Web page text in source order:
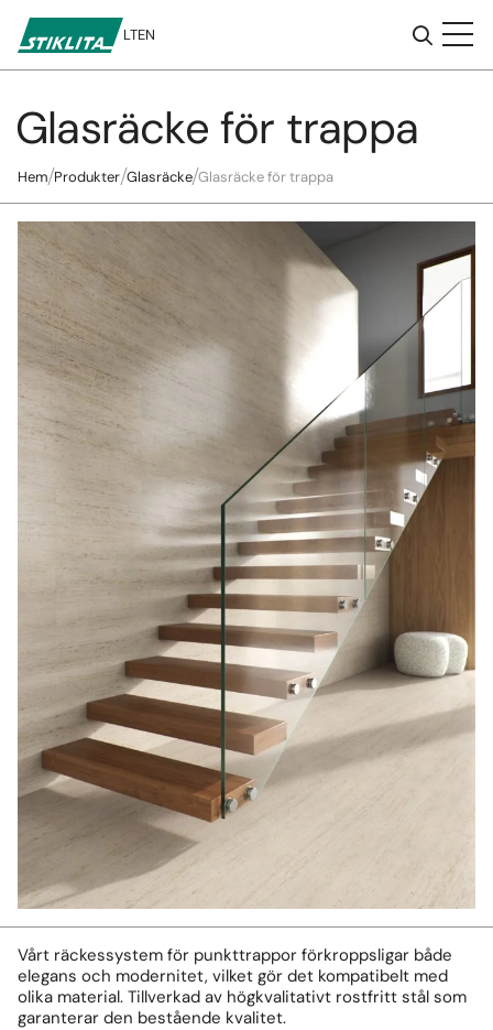
Till
innehåll
LTEN
Glasräcke för trappa
Hem Produkter Glasräcke Glasräcke för trappa
Vårt räckessystem för punkttrappor förkroppsligar både
elegans och modernitet, vilket gör det kompatibelt med
olika material. Tillverkad av högkvalitativt rostfritt stål som
garanterar den bestående kvalitet.